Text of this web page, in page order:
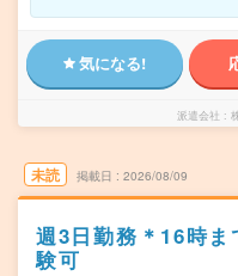
気になる!
派遣会社
未読 掲載日 2026/08/09
週3日勤務＊16時
験可